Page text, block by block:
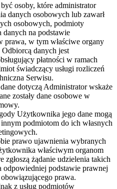
osoby, które administrator
danych osobowych lub zawarł
osobowych, podmioty
na podstawie
prawa, w tym właściwe organy
danych jest
płatności w ramach
świadczący usługi rozliczeń
Serwisu.
dotyczą Administrator wskaże
zostały dane osobowe w
Użytkownika jego dane mogą
podmiotom do ich własnych
prawo ujawnienia wybranych
właściwym organom
zgłoszą żądanie udzielenia takich
odpowiedniej podstawie prawnej
prawa.
z usług podmiotów